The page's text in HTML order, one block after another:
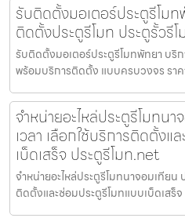
รับติดตั้งมอเตอร์ประตูรีโมท
ติดตั้งประตูรีโมท ประตูรั้วรี
รับติดตั้งมอเตอร์ประตูรีโมทพัทยา บริก
พร้อมบริการติดตั้ง แบบครบวงจร รา
จำหน่ายอะไหล่ประตูรีโมทน
เวลา เลือกใช้บริการติดตั้งแ
เบ็ดเสร็จ ประตูรีโมท.net
จำหน่ายอะไหล่ประตูรีโมทนาจอมเทียน
ติดตั้งและซ่อมประตูรีโมทแบบเบ็ดเสร็